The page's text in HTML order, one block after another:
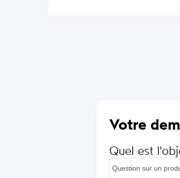
Votre
Quel est